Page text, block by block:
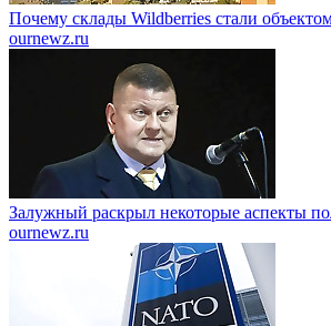
Почему склады Wildberries стали
ournewz.ru
Залужный раскрыл некоторые аспекты
ournewz.ru